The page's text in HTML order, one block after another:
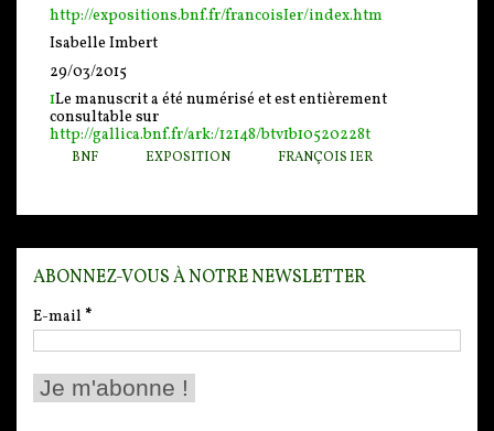
http://expositions.bnf.fr/francoisIer/index.htm
Isabelle Imbert
29/03/2015
1Le manuscrit a été numérisé et est entièrement
consultable sur
http://gallica.bnf.fr/ark:/12148/btv1b10520228t
BNF EXPOSITION FRANÇOIS IER
ABONNEZ-VOUS À NOTRE NEWSLETTER
E-mail *